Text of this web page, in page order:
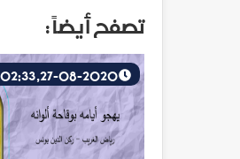
تصفح أيضاً :